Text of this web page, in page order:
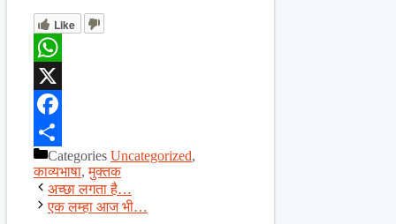
Like
WhatsApp
X
Facebook
ShareCategories Uncategorized,
काव्यभाषा,मुक्तक
अच्छा लगता है…
एक लम्हा आज भी…